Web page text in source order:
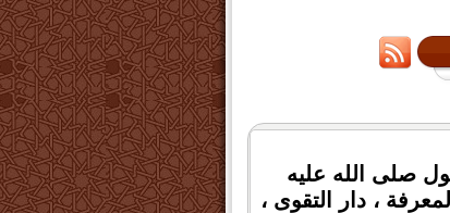
صلى الله عليه
، دار التقوى ،